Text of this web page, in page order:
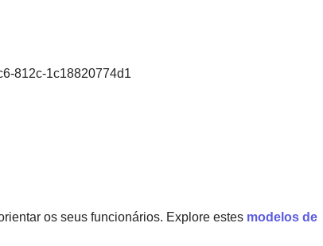
812c-1c18820774d1
os seus funcionários. Explore estes modelos de